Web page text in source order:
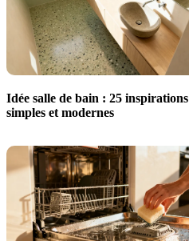
Idée salle de bain : 25 inspirations
simples et modernes